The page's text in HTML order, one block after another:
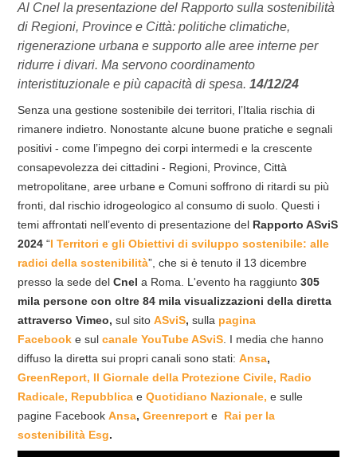
Al Cnel la presentazione del Rapporto sulla sostenibilità
di Regioni, Province e Città: politiche climatiche,
rigenerazione urbana e supporto alle aree interne per
ridurre i divari. Ma servono coordinamento
interistituzionale e più capacità di spesa. 14/12/24
Senza una gestione sostenibile dei territori, l’Italia rischia di
rimanere indietro. Nonostante alcune buone pratiche e segnali
positivi - come l’impegno dei corpi intermedi e la crescente
consapevolezza dei cittadini - Regioni, Province, Città
metropolitane, aree urbane e Comuni soffrono di ritardi su più
fronti, dal rischio idrogeologico al consumo di suolo. Questi i
temi affrontati nell’evento di presentazione del Rapporto ASviS
2024 “I Territori e gli Obiettivi di sviluppo sostenibile: alle
radici della sostenibilità”, che si è tenuto il 13 dicembre
presso la sede del Cnel a Roma. L'evento ha raggiunto 305
mila persone con oltre 84 mila visualizzazioni della diretta
attraverso Vimeo, sul sito ASviS, sulla pagina
Facebook e sul canale YouTube ASviS . I media che hanno
diffuso la diretta sui propri canali sono stati: Ansa,
GreenReport, Il Giornale della Protezione Civile, Radio
Radicale, Repubblica e Quotidiano Nazionale, e sulle
pagine Facebook Ansa, Greenreport e Rai per la
sostenibilità Esg.